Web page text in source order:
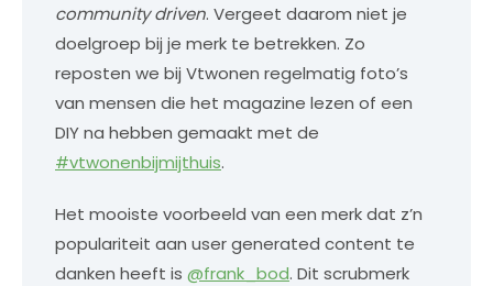
community driven. Vergeet daarom niet je
doelgroep bij je merk te betrekken. Zo
reposten we bij Vtwonen regelmatig foto’s
van mensen die het magazine lezen of een
DIY na hebben gemaakt met de
#vtwonenbijmijthuis.
Het mooiste voorbeeld van een merk dat z’n
populariteit aan user generated content te
danken heeft is @frank_bod. Dit scrubmerk